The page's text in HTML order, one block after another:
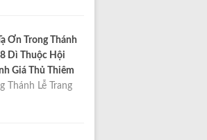
Ơn Trong Thánh
Dì Thuộc Hội
Giá Thủ Thiêm
Thánh Lễ Trang